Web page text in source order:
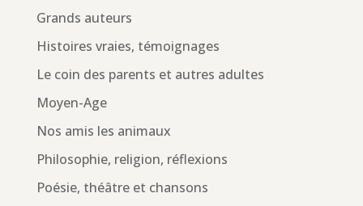
Grands auteurs
Histoires vraies, témoignages
Le coin des parents et autres adultes
Moyen-Age
Nos amis les animaux
Philosophie, religion, réflexions
Poésie, théâtre et chansons